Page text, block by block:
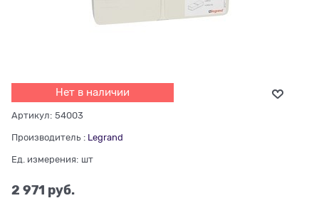
Нет в наличии
Артикул: 54003
Производитель : Legrand
Ед. измерения: шт
2 971 руб.